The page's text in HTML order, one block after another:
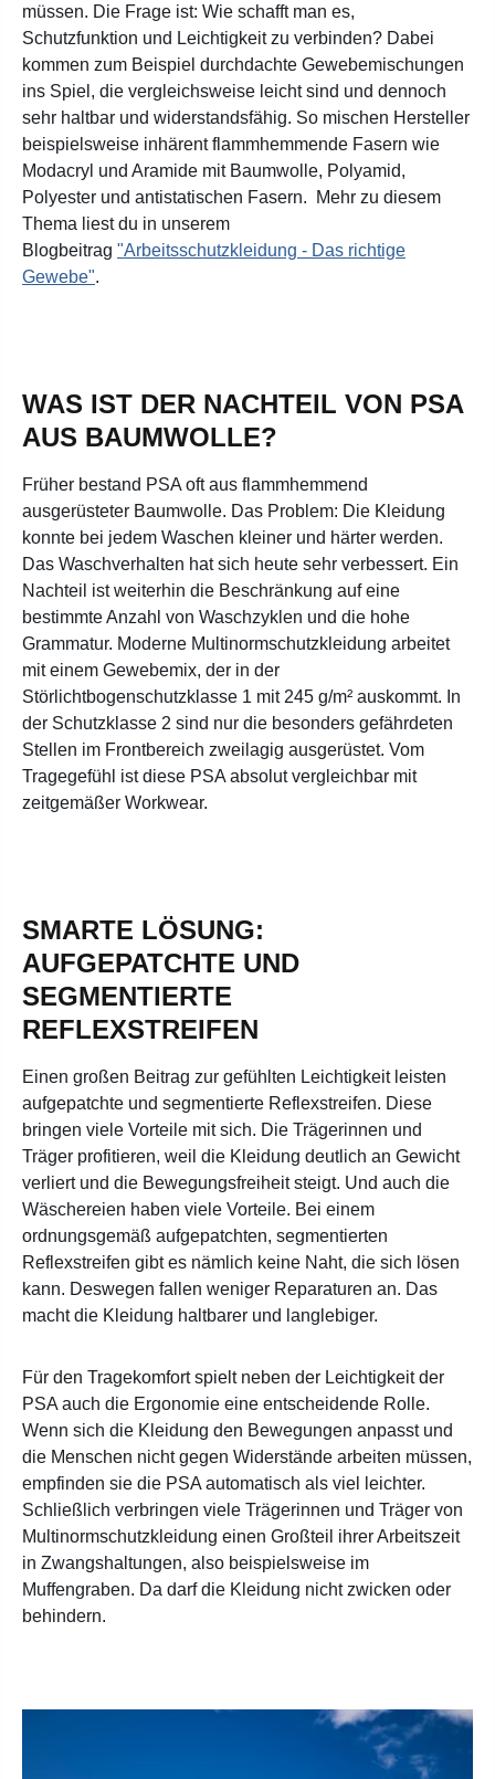
müssen. Die Frage ist: Wie schafft man es,
Schutzfunktion und Leichtigkeit zu verbinden? Dabei
kommen zum Beispiel durchdachte Gewebemischungen
ins Spiel, die vergleichsweise leicht sind und dennoch
sehr haltbar und widerstandsfähig. So mischen Hersteller
beispielsweise inhärent flammhemmende Fasern wie
Modacryl und Aramide mit Baumwolle, Polyamid,
Polyester und antistatischen Fasern.
Mehr zu diesem
Thema liest du in unserem
Blogbeitrag "Arbeitsschutzkleidung - Das richtige
Gewebe".
WAS IST DER NACHTEIL VON PSA
AUS BAUMWOLLE?
Früher bestand PSA oft aus flammhemmend
ausgerüsteter Baumwolle. Das Problem: Die Kleidung
konnte bei jedem Waschen kleiner und härter werden.
Das Waschverhalten hat sich heute sehr verbessert. Ein
Nachteil ist weiterhin die Beschränkung auf eine
bestimmte Anzahl von Waschzyklen und die hohe
Grammatur. Moderne Multinormschutzkleidung arbeitet
mit einem Gewebemix, der in der
Störlichtbogenschutzklasse 1 mit 245 g/m² auskommt. In
der Schutzklasse 2 sind nur die besonders gefährdeten
Stellen im Frontbereich zweilagig ausgerüstet. Vom
Tragegefühl ist diese PSA absolut vergleichbar mit
zeitgemäßer Workwear.
SMARTE LÖSUNG:
AUFGEPATCHTE UND
SEGMENTIERTE
REFLEXSTREIFEN
Einen großen Beitrag zur gefühlten Leichtigkeit leisten
aufgepatchte und segmentierte Reflexstreifen. Diese
bringen viele Vorteile mit sich. Die Trägerinnen und
Träger profitieren, weil die Kleidung deutlich an Gewicht
verliert und die Bewegungsfreiheit steigt. Und auch die
Wäschereien haben viele Vorteile. Bei einem
ordnungsgemäß aufgepatchten, segmentierten
Reflexstreifen gibt es nämlich keine Naht, die sich lösen
kann. Deswegen fallen weniger Reparaturen an. Das
macht die Kleidung haltbarer und langlebiger.
Für den Tragekomfort spielt neben der Leichtigkeit der
PSA auch die Ergonomie eine entscheidende Rolle.
Wenn sich die Kleidung den Bewegungen anpasst und
die Menschen nicht gegen Widerstände arbeiten müssen,
empfinden sie die PSA automatisch als viel leichter.
Schließlich verbringen viele Trägerinnen und Träger von
Multinormschutzkleidung einen Großteil ihrer Arbeitszeit
in Zwangshaltungen, also beispielsweise im
Muffengraben. Da darf die Kleidung nicht zwicken oder
behindern.